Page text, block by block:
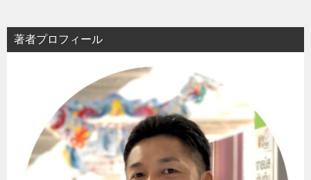
著者プロフィール